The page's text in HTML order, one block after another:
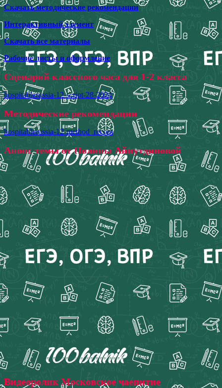
Скачать методические рекомендации
Интерактивный элемент
Скачать все материалы
Рабочие листы и оформление
Сценарий классного часа для 1-2 класса
hospitablerussia-12-script-28-2024
Методические рекомендации
hospitablerussia-12-method_recom
Анонс темы от Полины Айнутдиновой
Видеоролик Московское чаепитие